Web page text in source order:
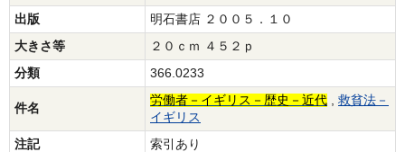
出版
明石書店 ２００５．１０
大きさ等
２０ｃｍ ４５２ｐ
分類
366.0233
件名
労働者－イギリス－歴史－近代 , 救貧法－
イギリス
注記
索引あり